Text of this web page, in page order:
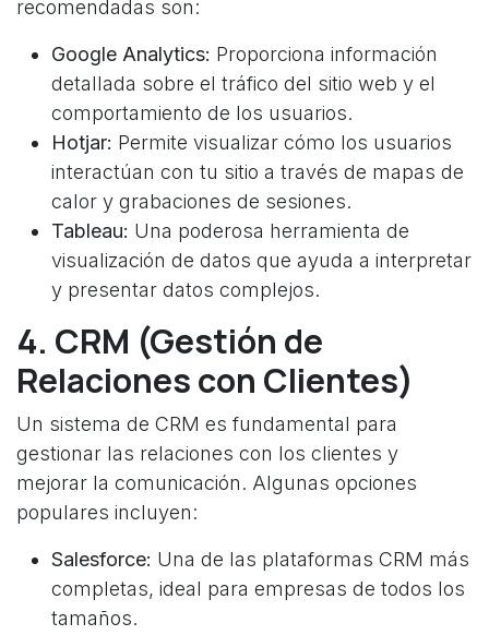
recomendadas son:
Google Analytics: Proporciona información
detallada sobre el tráfico del sitio web y el
comportamiento de los usuarios.
Hotjar: Permite visualizar cómo los usuarios
interactúan con tu sitio a través de mapas de
calor y grabaciones de sesiones.
Tableau: Una poderosa herramienta de
visualización de datos que ayuda a interpretar
y presentar datos complejos.
4. CRM (Gestión de
Relaciones con Clientes)
Un sistema de CRM es fundamental para
gestionar las relaciones con los clientes y
mejorar la comunicación. Algunas opciones
populares incluyen:
Salesforce: Una de las plataformas CRM más
completas, ideal para empresas de todos los
tamaños.